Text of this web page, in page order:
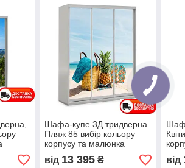
Шафа-купе 3Д тридверна
Пляж 85 вибір кольору
корпусу та малюнка
від 13 395₴ від